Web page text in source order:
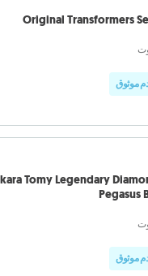
Original Transformers
موثوق
Tomy Legendary
Pegasus
موثوق